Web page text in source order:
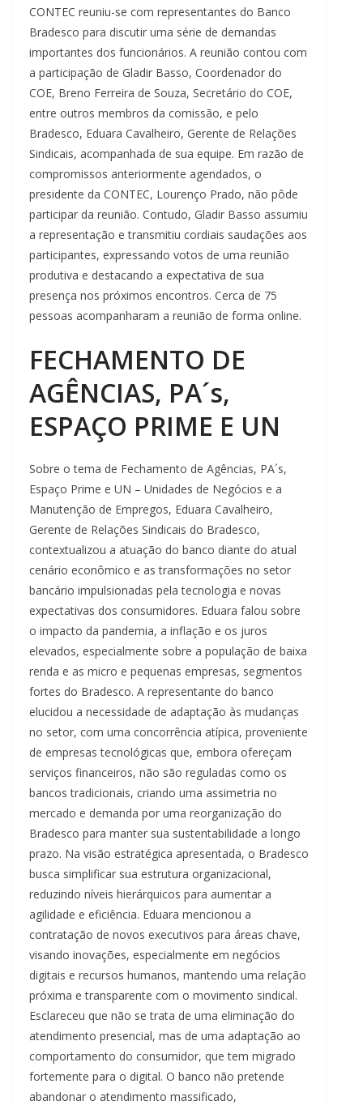
CONTEC reuniu-se com representantes do Banco
Bradesco para discutir uma série de demandas
importantes dos funcionários. A reunião contou com
a participação de Gladir Basso, Coordenador do
COE, Breno Ferreira de Souza, Secretário do COE,
entre outros membros da comissão, e pelo
Bradesco, Eduara Cavalheiro, Gerente de Relações
Sindicais, acompanhada de sua equipe. Em razão de
compromissos anteriormente agendados, o
presidente da CONTEC, Lourenço Prado, não pôde
participar da reunião. Contudo, Gladir Basso assumiu
a representação e transmitiu cordiais saudações aos
participantes, expressando votos de uma reunião
produtiva e destacando a expectativa de sua
presença nos próximos encontros. Cerca de 75
pessoas acompanharam a reunião de forma online.
FECHAMENTO DE
AGÊNCIAS, PA´s,
ESPAÇO PRIME E UN
Sobre o tema de Fechamento de Agências, PA´s,
Espaço Prime e UN – Unidades de Negócios e a
Manutenção de Empregos, Eduara Cavalheiro,
Gerente de Relações Sindicais do Bradesco,
contextualizou a atuação do banco diante do atual
cenário econômico e as transformações no setor
bancário impulsionadas pela tecnologia e novas
expectativas dos consumidores. Eduara falou sobre
o impacto da pandemia, a inflação e os juros
elevados, especialmente sobre a população de baixa
renda e as micro e pequenas empresas, segmentos
fortes do Bradesco. A representante do banco
elucidou a necessidade de adaptação às mudanças
no setor, com uma concorrência atípica, proveniente
de empresas tecnológicas que, embora ofereçam
serviços financeiros, não são reguladas como os
bancos tradicionais, criando uma assimetria no
mercado e demanda por uma reorganização do
Bradesco para manter sua sustentabilidade a longo
prazo. Na visão estratégica apresentada, o Bradesco
busca simplificar sua estrutura organizacional,
reduzindo níveis hierárquicos para aumentar a
agilidade e eficiência. Eduara mencionou a
contratação de novos executivos para áreas chave,
visando inovações, especialmente em negócios
digitais e recursos humanos, mantendo uma relação
próxima e transparente com o movimento sindical.
Esclareceu que não se trata de uma eliminação do
atendimento presencial, mas de uma adaptação ao
comportamento do consumidor, que tem migrado
fortemente para o digital. O banco não pretende
abandonar o atendimento massificado,